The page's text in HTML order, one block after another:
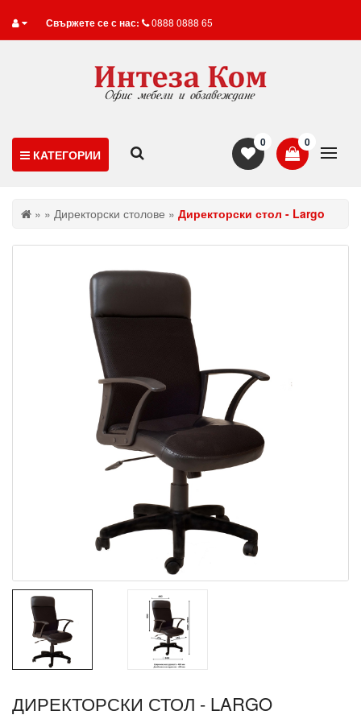
Свържете се с нас: 0888 0888 65
КАТЕГОРИИ
0
0
» » Директорски столове » Директорски стол - Largo
ДИРЕКТОРСКИ СТОЛ - LARGO